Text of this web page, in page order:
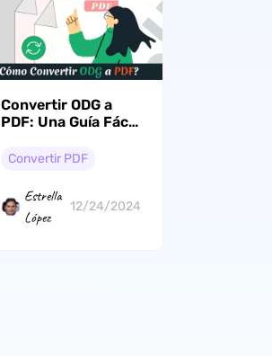
Convertir ODG a
PDF: Una Guía Fácil
Detallados
Convertir PDF
Estrella
López
12/24/2024